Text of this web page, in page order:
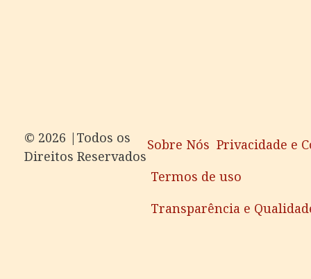
©️ 2026 |Todos os
Direitos Reservados
Sobre Nós Privacidade e
Termos de uso
Transparência e